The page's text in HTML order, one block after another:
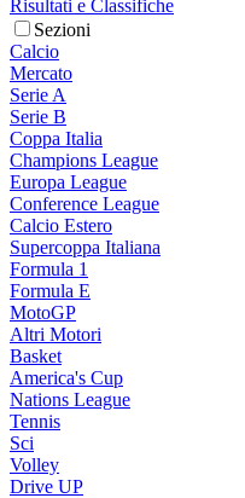
Risultati e Classifiche
Sezioni
Calcio
Mercato
Serie A
Serie B
Coppa Italia
Champions League
Europa League
Conference League
Calcio Estero
Supercoppa Italiana
Formula 1
Formula E
MotoGP
Altri Motori
Basket
America's Cup
Nations League
Tennis
Sci
Volley
Drive UP